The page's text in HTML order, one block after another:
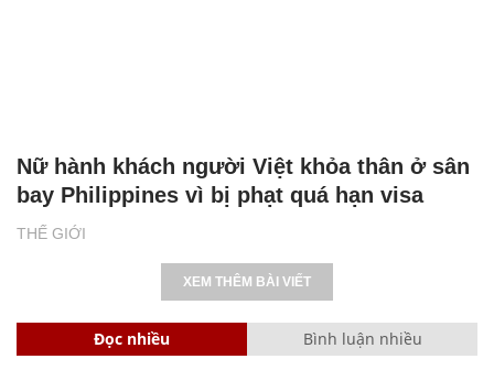
THẾ GIỚI
Nữ hành khách người Việt khỏa thân ở sân
bay Philippines vì bị phạt quá hạn visa
XEM THÊM BÀI VIẾT
Đọc nhiều Bình luận nhiều